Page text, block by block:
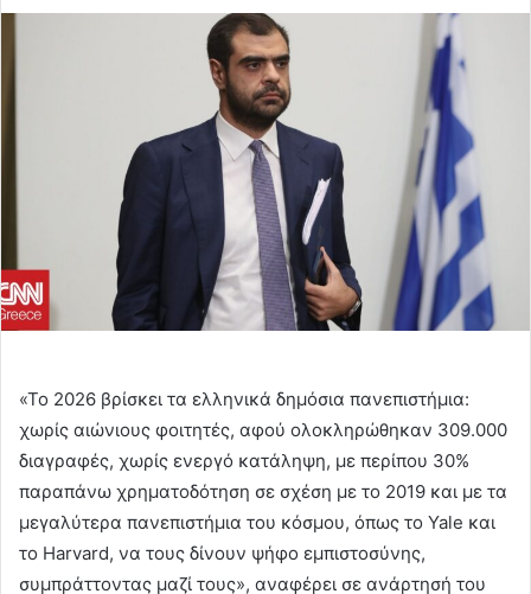
«Το 2026 βρίσκει τα ελληνικά δημόσια πανεπιστήμια:
χωρίς αιώνιους φοιτητές, αφού ολοκληρώθηκαν 309.000
διαγραφές, χωρίς ενεργό κατάληψη, με περίπου 30%
παραπάνω χρηματοδότηση σε σχέση με το 2019 και με τα
μεγαλύτερα πανεπιστήμια του κόσμου, όπως το Yale και
το Harvard, να τους δίνουν ψήφο εμπιστοσύνης,
συμπράττοντας μαζί τους», αναφέρει σε ανάρτησή του